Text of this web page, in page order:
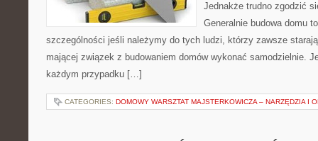
Jednakże trudno zgodzić
Generalnie budowa domu
szczególności jeśli należymy do tych ludzi, którzy zawsze
mającej związek z budowaniem domów wykonać samodzielnie.
każdym przypadku […]
CATEGORIES: DOMOWY WARSZTAT MAJSTERKOWICZA – NARZĘDZIA I